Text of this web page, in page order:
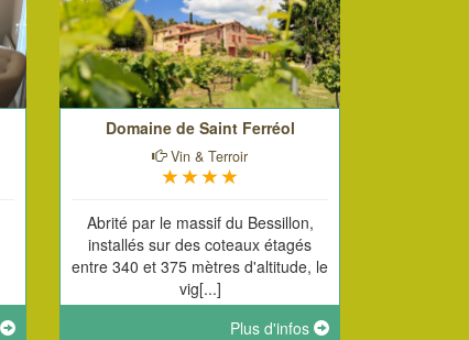
Domaine de Saint Ferréol
Vin & Terroir
Abrité par le massif du Bessillon,
installés sur des coteaux étagés
entre 340 et 375 mètres d'altitude, le
vig[...]
Plus d'infos